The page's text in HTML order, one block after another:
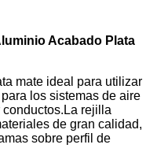
Acabado Plata
mate ideal para utilizar
los sistemas de aire
rejilla
de gran calidad,
sobre perfil de